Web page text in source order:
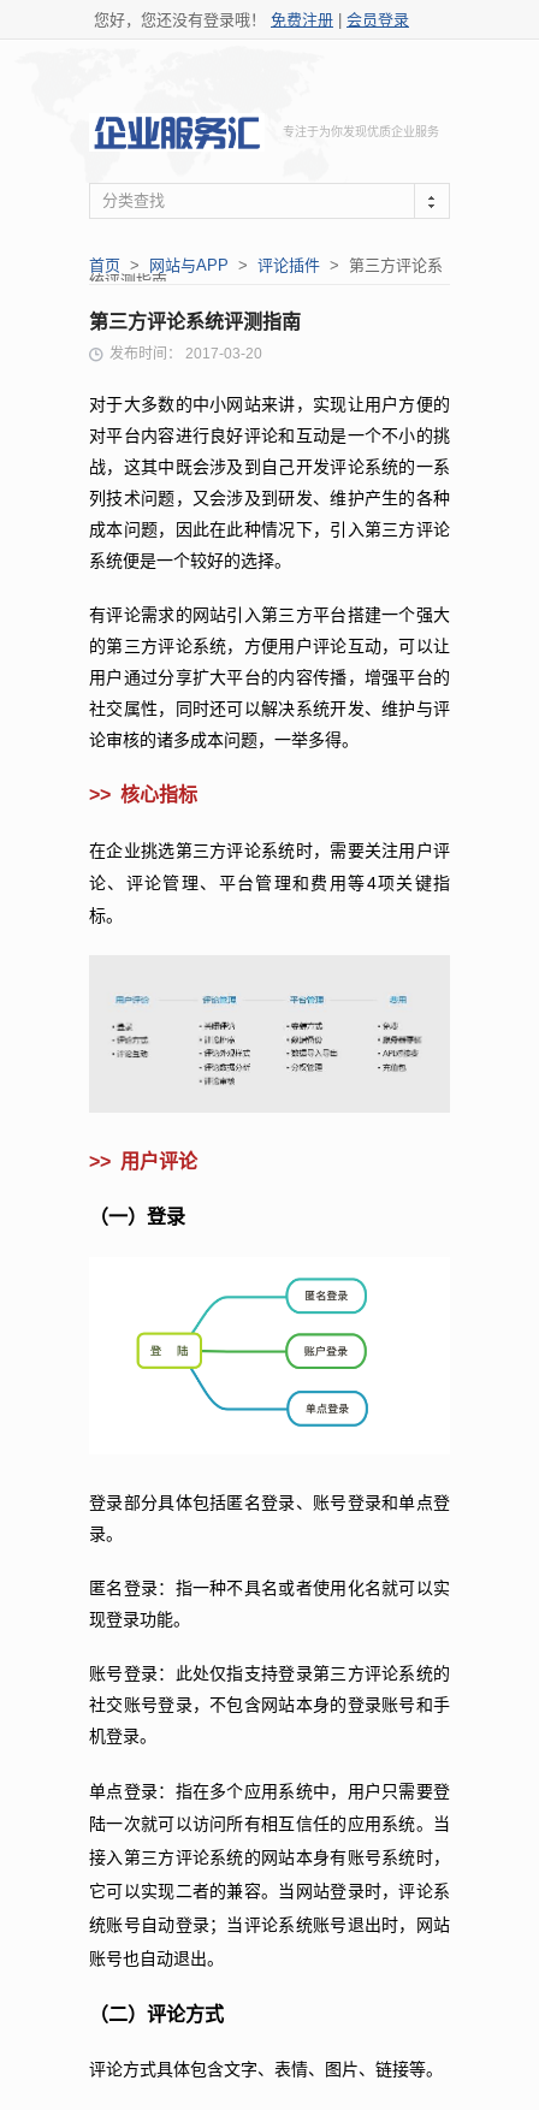
您好，您还没有登录哦！ 免费注册 会员登录
专注于为你发现优质企业服务
分类查找
首页 > 网站与APP > 评论插件 > 第三方评论系
统评测指南
第三方评论系统评测指南
发布时间： 2017-03-20
对于大多数的中小网站来讲，实现让用户方便的
对平台内容进行良好评论和互动是一个不小的挑
战，这其中既会涉及到自己开发评论系统的一系
列技术问题，又会涉及到研发、维护产生的各种
成本问题，因此在此种情况下，引入第三方评论
系统便是一个较好的选择。
有评论需求的网站引入第三方平台搭建一个强大
的第三方评论系统，方便用户评论互动，可以让
用户通过分享扩大平台的内容传播，增强平台的
社交属性，同时还可以解决系统开发、维护与评
论审核的诸多成本问题，一举多得。
>> 核心指标
在企业挑选第三方评论系统时，需要关注用户评
论、评论管理、平台管理和费用等4项关键指
标。
>> 用户评论
（一）登录
登录部分具体包括匿名登录、账号登录和单点登
录。
匿名登录：指一种不具名或者使用化名就可以实
现登录功能。
账号登录：此处仅指支持登录第三方评论系统的
社交账号登录，不包含网站本身的登录账号和手
机登录。
单点登录：指在多个应用系统中，用户只需要登
陆一次就可以访问所有相互信任的应用系统。 当
接入第三方评论系统的网站本身有账号系统时，
它可以实现二者的兼容。当网站登录时，评论系
统账号自动登录；当评论系统账号退出时，网站
账号也自动退出。
（二）评论方式
评论方式具体包含文字、表情、图片、链接等。